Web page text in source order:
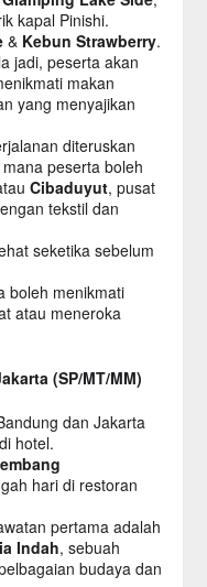
kapal Pinishi.
& Kebun Strawberry.
jadi, peserta akan
makan
yang menyajikan
diteruskan
peserta boleh
Cibaduyut, pusat
tekstil dan
seketika sebelum
boleh menikmati
atau meneroka
(SP/MT/MM)
dan Jakarta
hotel.
hari di restoran
pertama adalah
Indah, sebuah
budaya dan